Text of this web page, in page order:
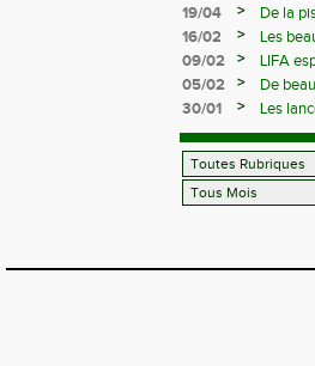
19/04
>
De la
16/02
>
Les
09/02
>
LIFA
05/02
>
De
30/01
> Les